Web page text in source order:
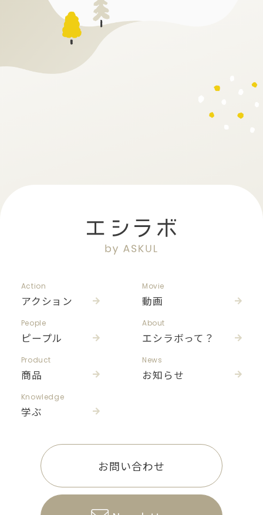
お問い合わせ
アクション
Action
ピープル
People
商品
Product
学ぶ
Knowledge
動画
Movie
エシラボって？
About
お知らせ
News